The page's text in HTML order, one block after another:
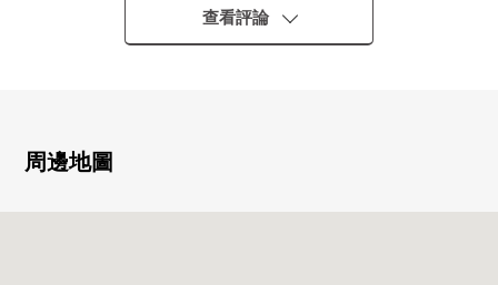
・可以停車2台的新建透天房 ※依靠車型
・有全居室收納的4LDK
正在機會上利用天花板和一部分重音Cross，是有弛張的
查看評論
周邊地圖